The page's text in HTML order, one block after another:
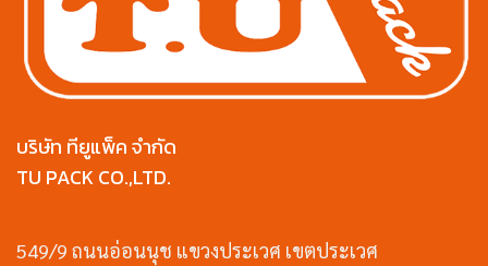
บริษัท ทียูแพ็ค จำกัด
TU PACK CO.,LTD.
549/9 ถนนอ่อนนุช แขวงประเวศ เขตประเวศ